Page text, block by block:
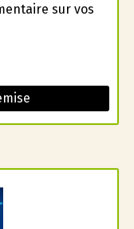
sur vos